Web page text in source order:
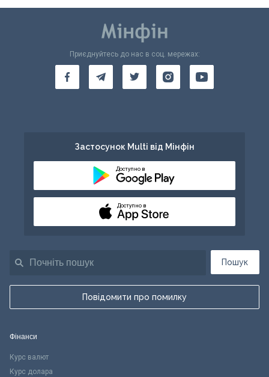
Пошук
Повідомити про помилку
Приєднуйтесь до нас в соц. мережах:
Застосунок Multi від Мінфін
Доступно в
Доступно в
Фінанси
Курс валют
Курс долара